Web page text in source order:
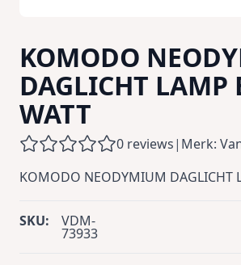
KOMODO
DAGLICHT LAMP
WATT
0 reviews| Merk:
KOMODO NEODYMIUM DAGLICHT
SKU: VDM-
73933